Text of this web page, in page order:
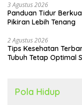
3 Agustus 2026
Panduan Tidur
Pikiran Lebih Tenang
2 Agustus 2026
Tips Kesehatan
Tubuh Tetap Optimal
Pola Hidup